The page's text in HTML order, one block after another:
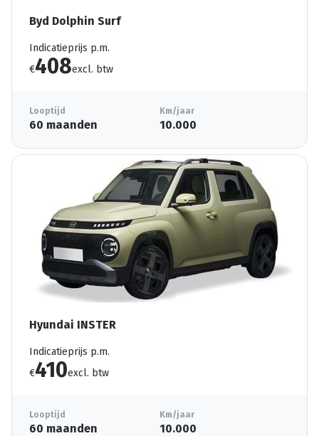
Byd Dolphin Surf
Indicatieprijs p.m.
€408excl. btw
Looptijd
60 maanden
Km/jaar
10.000
Hyundai INSTER
Indicatieprijs p.m.
€410excl. btw
Looptijd
60 maanden
Km/jaar
10.000